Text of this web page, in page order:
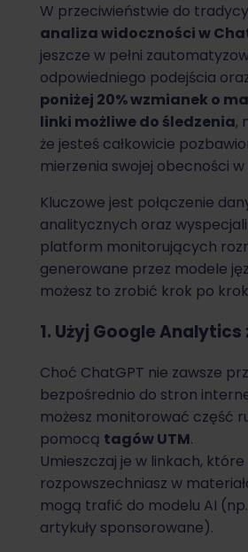
W przeciwieństwie do
analiza widoczności w
jeszcze w pełni
odpowiedniego podejścia
poniżej 20% wzmianek o
linki możliwe do śledzenia,
że jesteś całkowicie
mierzenia swojej obecności w
Kluczowe jest połączenie
analitycznych oraz
platform monitorujących
generowane przez modele
możesz to zrobić krok po
1. Użyj Google Analytics
Choć ChatGPT nie zawsze
bezpośrednio do stron
możesz monitorować część
pomocą tagów UTM.
Umieszczaj je w linkach, które
rozpowszechniasz w
mogą trafić do modelu AI (np.
artykuły sponsorowane).